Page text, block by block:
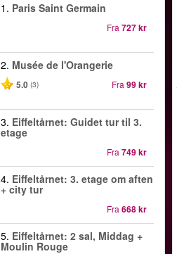
1. Paris Saint Germain
Fra 727 kr
2. Musée de l'Orangerie
5.0 (3) Fra 99 kr
3. Eiffeltårnet: Guidet tur til 3.
etage
Fra 749 kr
4. Eiffeltårnet: 3. etage om aften
+ city tur
Fra 668 kr
5. Eiffeltårnet: 2 sal, Middag +
Moulin Rouge